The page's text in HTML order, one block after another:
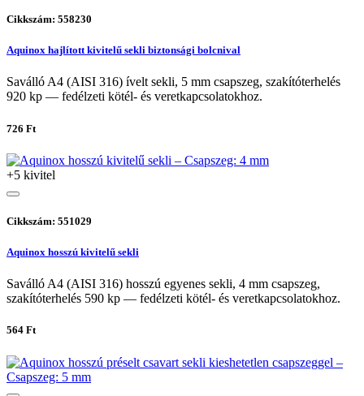
Cikkszám: 558230
Aquinox hajlított kivitelű sekli biztonsági bolcnival
Saválló A4 (AISI 316) ívelt sekli, 5 mm csapszeg, szakítóterhelés
920 kp — fedélzeti kötél- és veretkapcsolatokhoz.
726 Ft
+5 kivitel
Cikkszám: 551029
Aquinox hosszú kivitelű sekli
Saválló A4 (AISI 316) hosszú egyenes sekli, 4 mm csapszeg,
szakítóterhelés 590 kp — fedélzeti kötél- és veretkapcsolatokhoz.
564 Ft